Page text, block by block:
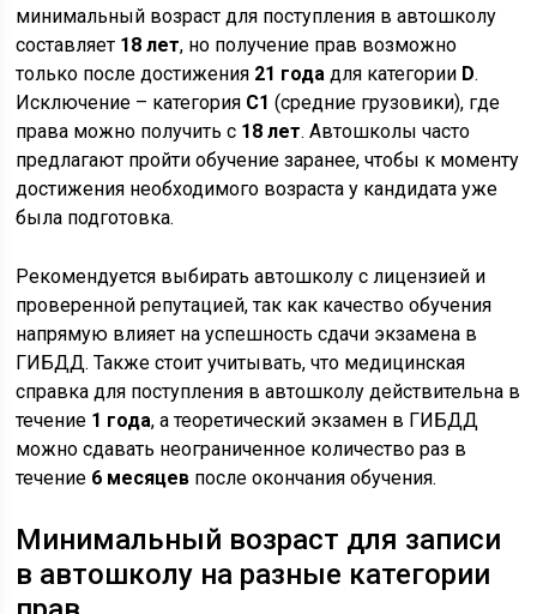
минимальный возраст для поступления в автошколу
составляет 18 лет, но получение прав возможно
только после достижения 21 года для категории D.
Исключение – категория C1 (средние грузовики), где
права можно получить с 18 лет. Автошколы часто
предлагают пройти обучение заранее, чтобы к моменту
достижения необходимого возраста у кандидата уже
была подготовка.
Рекомендуется выбирать автошколу с лицензией и
проверенной репутацией, так как качество обучения
напрямую влияет на успешность сдачи экзамена в
ГИБДД. Также стоит учитывать, что медицинская
справка для поступления в автошколу действительна в
течение 1 года, а теоретический экзамен в ГИБДД
можно сдавать неограниченное количество раз в
течение 6 месяцев после окончания обучения.
Минимальный возраст для записи
в автошколу на разные категории